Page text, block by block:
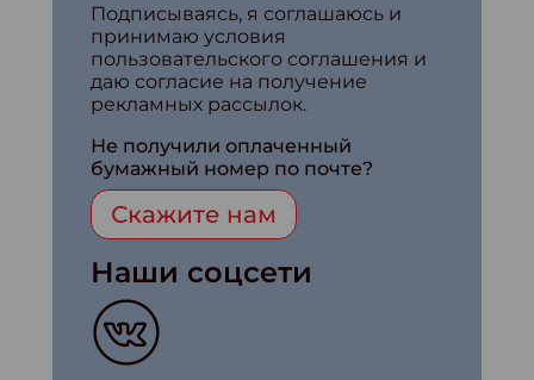
Подписываясь, я соглашаюсь и
принимаю условия
пользовательского соглашения и
даю согласие на получение
рекламных рассылок.
Не получили оплаченный
бумажный номер по почте?
Скажите нам
Наши соцсети